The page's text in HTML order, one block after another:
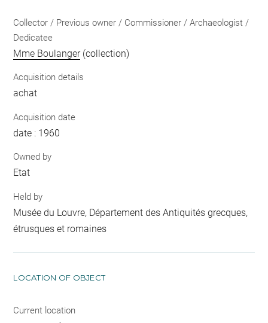
Collector / Previous owner / Commissioner / Archaeologist /
Dedicatee
Mme Boulanger(collection)
Acquisition details
achat
Acquisition date
date : 1960
Owned by
Etat
Held by
Musée du Louvre, Département des Antiquités grecques,
étrusques et romaines
LOCATION OF OBJECT
Current location